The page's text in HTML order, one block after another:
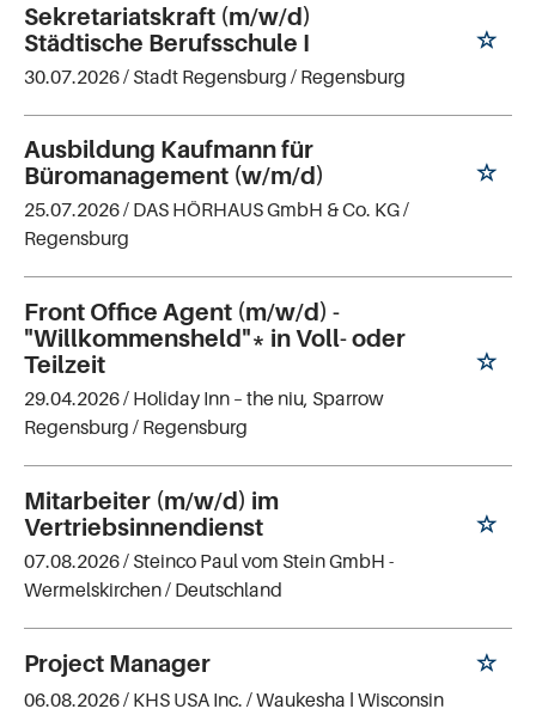
Sekretariatskraft (m/w/d)
Städtische Berufsschule I
30.07.2026 / Stadt Regensburg / Regensburg
Ausbildung Kaufmann für
Büromanagement (w/m/d)
25.07.2026 / DAS HÖRHAUS GmbH & Co. KG/
Regensburg
Front Office Agent (m/w/d) -
"Willkommensheld"* in Voll- oder
Teilzeit
29.04.2026 / Holiday Inn – the niu, Sparrow
Regensburg / Regensburg
Mitarbeiter (m/w/d) im
Vertriebsinnendienst
07.08.2026 / Steinco Paul vom Stein GmbH -
Wermelskirchen/ Deutschland
Project Manager
06.08.2026 / KHS USA Inc. / Waukesha ǀ Wisconsin